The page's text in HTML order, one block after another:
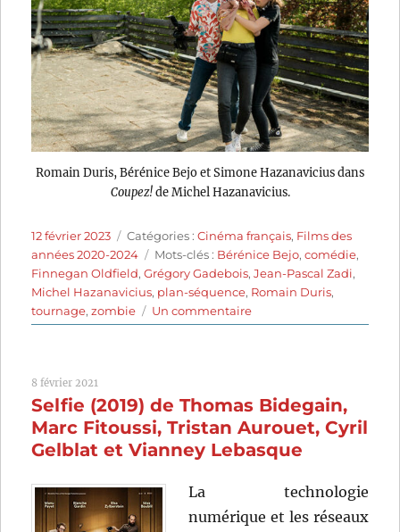
Romain Duris, Bérénice Bejo et Simone Hazanavicius dans
Coupez!de Michel Hazanavicius.
Publié
le
12 février 2023 Catégories
Catégories :Cinéma français, Films des
années 2020-2024
Étiquettes
Mots-clés : Bérénice Bejo,comédie,
Finnegan Oldfield,Grégory Gadebois,Jean-Pascal Zadi,
Michel Hazanavicius, plan-séquence, Romain Duris,
tournage,zombie Un commentairesur
Coupez!
Hazanavicius
8 février 2021
Selfie (2019) de Thomas Bidegain,
Marc Fitoussi, Tristan Aurouet, Cyril
Gelblat et Vianney Lebasque
La technologie
numérique et les réseaux